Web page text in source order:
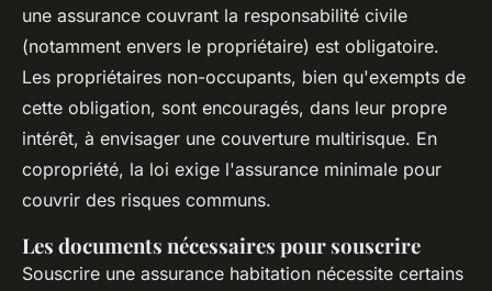
une assurance couvrant la responsabilité civile
(notamment envers le propriétaire) est obligatoire.
Les propriétaires non-occupants, bien qu'exempts de
cette obligation, sont encouragés, dans leur propre
intérêt, à envisager une couverture multirisque. En
copropriété, la loi exige l'assurance minimale pour
couvrir des risques communs.
Les documents nécessaires pour souscrire
Souscrire une assurance habitation nécessite certains